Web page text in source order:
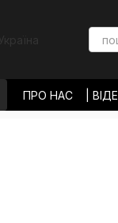
ПРО НАС |
ОПЛАТА І